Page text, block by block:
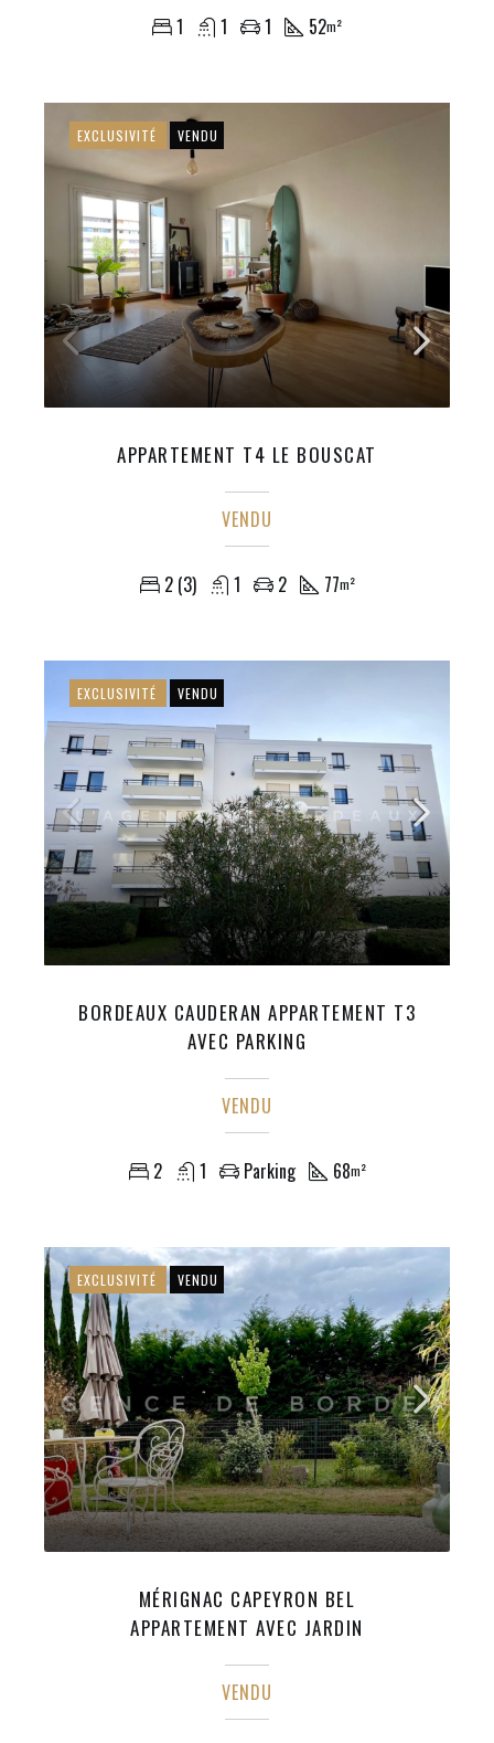
1 1 1 52m²
EXCLUSIVITÉ VENDU
APPARTEMENT T4 LE BOUSCAT
VENDU
2 (3) 1 2 77m²
EXCLUSIVITÉ VENDU
BORDEAUX CAUDERAN APPARTEMENT T3
AVEC PARKING
VENDU
2 1 Parking 68m²
EXCLUSIVITÉ VENDU
MÉRIGNAC CAPEYRON BEL
APPARTEMENT AVEC JARDIN
VENDU